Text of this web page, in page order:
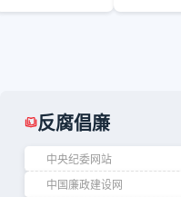
反腐倡廉
中央纪委网站
中国廉政建设网